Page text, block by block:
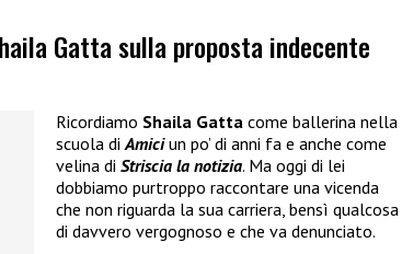
Gatta sulla proposta indecente
Ricordiamo Shaila Gatta come ballerina nella
scuola diAmiciun po’ di anni fa e anche come
velina di Striscia la notizia. Ma oggi di lei
dobbiamo purtroppo raccontare una vicenda
che non riguarda la sua carriera, bensì qualcosa
di davvero vergognoso e che va denunciato.